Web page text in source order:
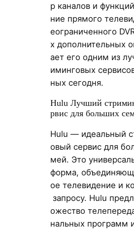
р каналов и
ние прямого
еограниченного
х дополнительных
ает его одним из
иминговых
ных сегодня.
Hulu Лучший
рвис для больших
Hulu — идеальный
овый сервис для
мей. Это
форма,
ое телевидение и
запросу. Hulu
ожество
нальных программ